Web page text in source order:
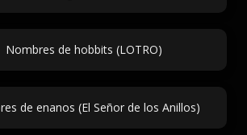
Nombres de hobbits (LOTRO)
de enanos (El Señor de los Anillos)